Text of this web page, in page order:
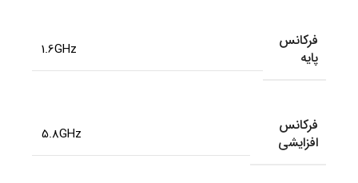
فرکانس
پایه
1.6GHz
فرکانس
افزایشی
5.8GHz